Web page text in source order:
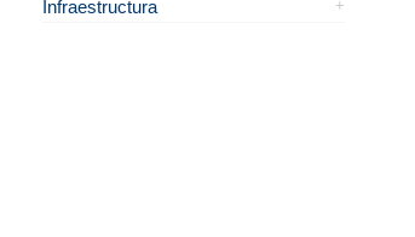
Infraestructura